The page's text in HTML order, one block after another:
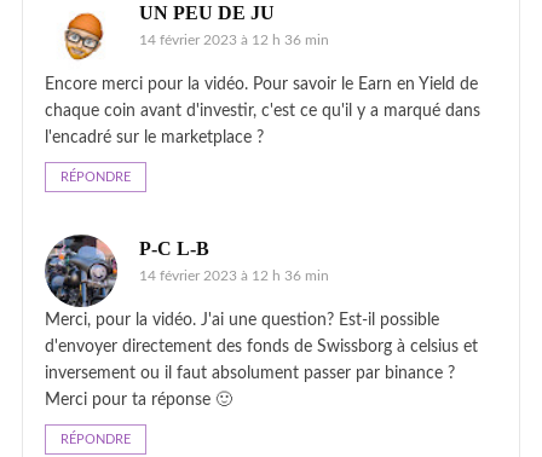
UN PEU DE JU
14 février 2023 à 12 h 36 min
Encore merci pour la vidéo. Pour savoir le Earn en Yield de
chaque coin avant d'investir, c'est ce qu'il y a marqué dans
l'encadré sur le marketplace ?
RÉPONDRE
P-C L-B
14 février 2023 à 12 h 36 min
Merci, pour la vidéo. J'ai une question? Est-il possible
d'envoyer directement des fonds de Swissborg à celsius et
inversement ou il faut absolument passer par binance ?
Merci pour ta réponse 🙂
RÉPONDRE